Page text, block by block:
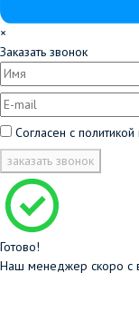
×
Заказать звонок
Согласен с
заказать звонок
Готово!
Наш менеджер скоро с